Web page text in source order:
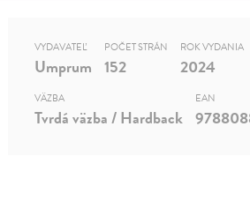
VYDAVATEĽ
Umprum
POČET STRÁN
152
ROK VYDANIA
2024
VÄZBA
Tvrdá väzba / Hardback
EAN